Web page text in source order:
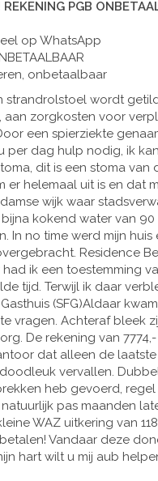
PGB
op WhatsApp
onbetaalbaar
wordt
aan zorgkosten voor
een spierziekte
per dag hulp nodig, ik
dit is een stoma van
helemaal uit is en dat
wijk waar
kokend water van
In no time werd mijn
Residence
ik een toestemming
tijd. Terwijl ik daar
(SFG)Aldaar
vragen. Achteraf bleek
De rekening van
dat alleen de
vervallen.
heb gevoerd,
pas maanden
WAZ uitkering van
Vandaar deze
hart wilt u mij aub